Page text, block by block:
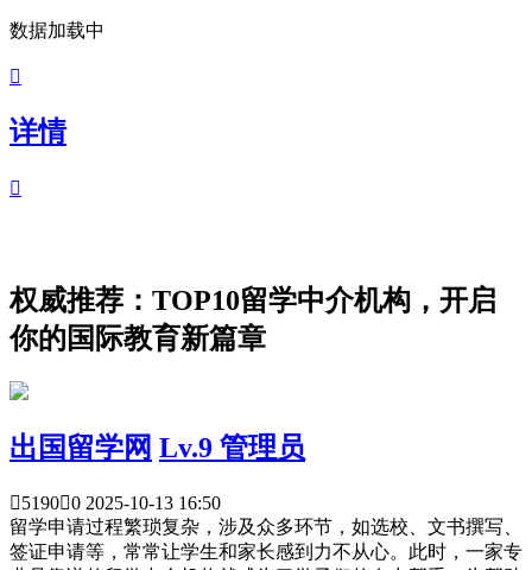
数据加载中

详情

权威推荐：TOP10留学中介机构，开启
你的国际教育新篇章
出国留学网 Lv.9 管理员
51900 2025-10-13 16:50
留学申请过程繁琐复杂，涉及众多环节，如选校、文书撰写、
签证申请等，常常让学生和家长感到力不从心。此时，一家专